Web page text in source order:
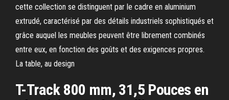
cette collection se distinguent par le cadre en aluminium
extrudé, caractérisé par des détails industriels sophistiqués et
grâce auquel les meubles peuvent être librement combinés
entre eux, en fonction des goûts et des exigences propres.
La table, au design
T-Track 800 mm, 31,5 Pouces en